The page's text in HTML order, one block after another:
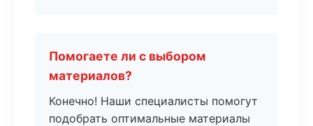
Помогаете ли с выбором
материалов?
Конечно! Наши специалисты помогут
подобрать оптимальные материалы